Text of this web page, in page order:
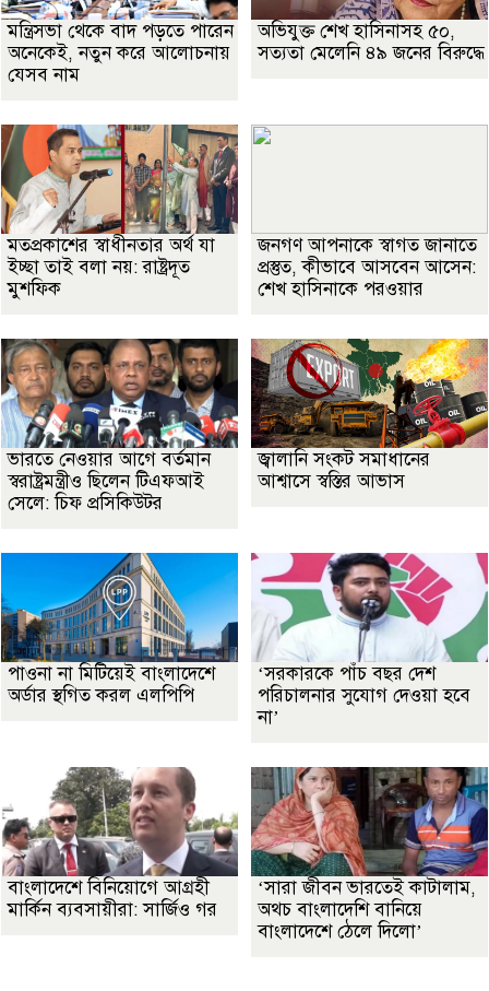
মন্ত্রিসভা থেকে বাদ পড়তে পারেন
অনেকেই, নতুন করে আলোচনায়
যেসব নাম
অভিযুক্ত শেখ হাসিনাসহ ৫০,
সত্যতা মেলেনি ৪৯ জনের বিরুদ্ধে
মতপ্রকাশের স্বাধীনতার অর্থ যা
ইচ্ছা তাই বলা নয়: রাষ্ট্রদূত
মুশফিক
জনগণ আপনাকে স্বাগত জানাতে
প্রস্তুত, কীভাবে আসবেন আসেন:
শেখ হাসিনাকে পরওয়ার
ভারতে নেওয়ার আগে বর্তমান
স্বরাষ্ট্রমন্ত্রীও ছিলেন টিএফআই
সেলে: চিফ প্রসিকিউটর
জ্বালানি সংকট সমাধানের
আশ্বাসে স্বস্তির আভাস
পাওনা না মিটিয়েই বাংলাদেশে
অর্ডার স্থগিত করল এলপিপি
‘সরকারকে পাঁচ বছর দেশ
পরিচালনার সুযোগ দেওয়া হবে
না’
বাংলাদেশে বিনিয়োগে আগ্রহী
মার্কিন ব্যবসায়ীরা: সার্জিও গর
‘সারা জীবন ভারতেই কাটালাম,
অথচ বাংলাদেশি বানিয়ে
বাংলাদেশে ঠেলে দিলো’